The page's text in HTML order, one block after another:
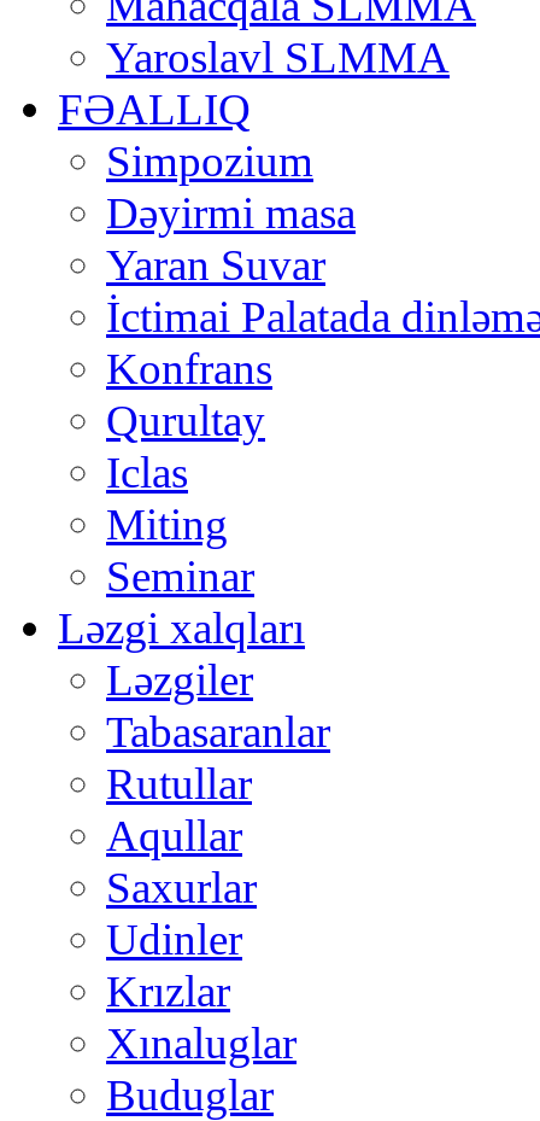
Yaroslavl SLMMA
FƏALLIQ
Simpozium
Dəyirmi masa
Yaran Suvar
İctimai Palatada
Konfrans
Qurultay
Iclas
Miting
Seminar
Ləzgi xalqları
Ləzgiler
Tabasaranlar
Rutullar
Aqullar
Saxurlar
Udinler
Krızlar
Xınaluglar
Buduglar